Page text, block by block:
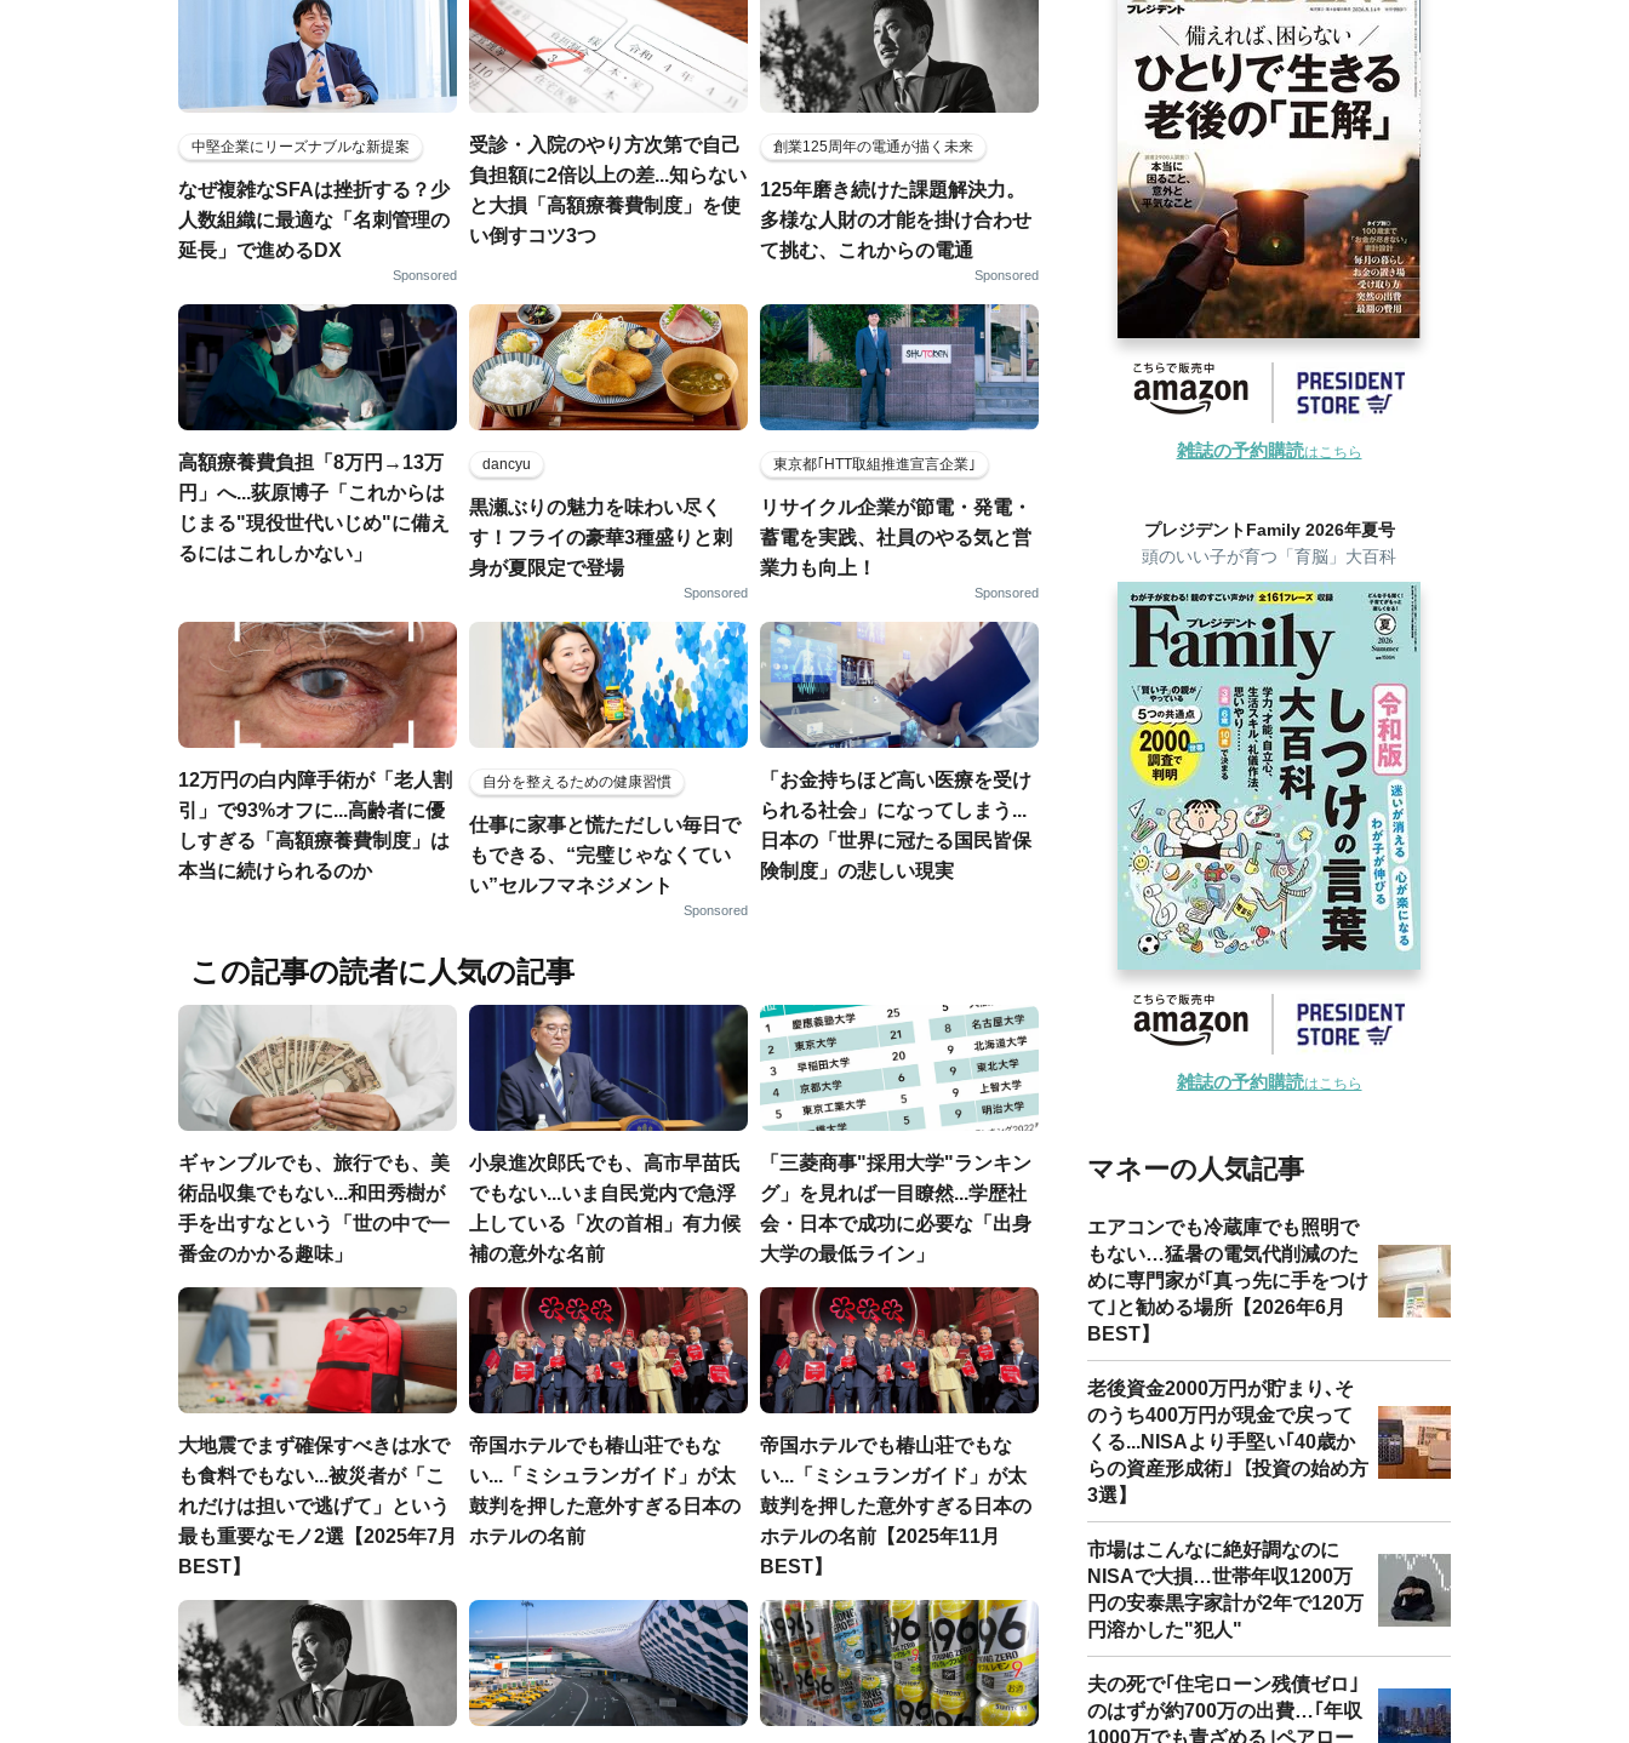
中堅企業にリーズナブルな新提案
なぜ複雑なSFAは挫折する？少
人数組織に最適な「名刺管理の
延長」で進めるDX
Sponsored
受診・入院のやり方次第で自己
負担額に2倍以上の差...知らない
と大損「高額療養費制度」を使
い倒すコツ3つ
創業125周年の電通が描く未来
125年磨き続けた課題解決力。
多様な人財の才能を掛け合わせ
て挑む、これからの電通
Sponsored
高額療養費負担「8万円→13万
円」へ...荻原博子「これからは
じまる"現役世代いじめ"に備え
るにはこれしかない」
dancyu
黒瀬ぶりの魅力を味わい尽く
す！フライの豪華3種盛りと刺
身が夏限定で登場
Sponsored
東京都｢HTT取組推進宣言企業｣
リサイクル企業が節電・発電・
蓄電を実践、社員のやる気と営
業力も向上！
Sponsored
12万円の白内障手術が「老人割
引」で93%オフに...高齢者に優
しすぎる「高額療養費制度」は
本当に続けられるのか
自分を整えるための健康習慣
仕事に家事と慌ただしい毎日で
もできる、“完璧じゃなくてい
い”セルフマネジメント
Sponsored
「お金持ちほど高い医療を受け
られる社会」になってしまう...
日本の「世界に冠たる国民皆保
険制度」の悲しい現実
この記事の読者に人気の記事
ギャンブルでも、旅行でも、美
術品収集でもない...和田秀樹が
手を出すなという「世の中で一
番金のかかる趣味」
小泉進次郎氏でも、高市早苗氏
でもない...いま自民党内で急浮
上している「次の首相」有力候
補の意外な名前
「三菱商事"採用大学"ランキン
グ」を見れば一目瞭然...学歴社
会・日本で成功に必要な「出身
大学の最低ライン」
大地震でまず確保すべきは水で
も食料でもない...被災者が「こ
れだけは担いで逃げて」という
最も重要なモノ2選【2025年7月
BEST】
帝国ホテルでも椿山荘でもな
い...「ミシュランガイド」が太
鼓判を押した意外すぎる日本の
ホテルの名前
帝国ホテルでも椿山荘でもな
い...「ミシュランガイド」が太
鼓判を押した意外すぎる日本の
ホテルの名前【2025年11月
BEST】
雑誌の予約購読はこちら
プレジデントFamily 2026年夏号
頭のいい子が育つ「育脳」大百科
雑誌の予約購読はこちら
マネーの人気記事
エアコンでも冷蔵庫でも照明で
もない…猛暑の電気代削減のた
めに専門家が｢真っ先に手をつけ
て｣と勧める場所【2026年6月
BEST】
老後資金2000万円が貯まり､そ
のうち400万円が現金で戻って
くる...NISAより手堅い｢40歳か
らの資産形成術｣【投資の始め方
3選】
市場はこんなに絶好調なのに
NISAで大損…世帯年収1200万
円の安泰黒字家計が2年で120万
円溶かした"犯人"
夫の死で｢住宅ローン残債ゼロ｣
のはずが約700万の出費…｢年収
1000万でも青ざめる｣ペアロー